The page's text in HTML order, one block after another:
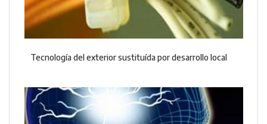
Tecnología del exterior sustituída por desarrollo local